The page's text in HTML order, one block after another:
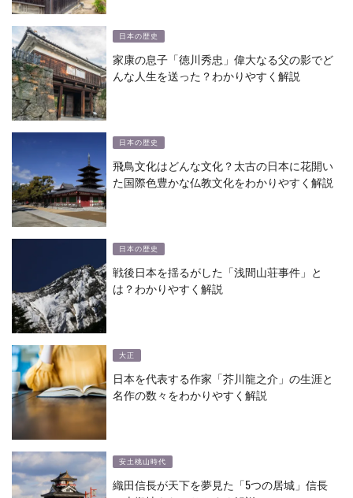
日本の歴史
家康の息子「徳川秀忠」偉大なる父の影でど
んな人生を送った？わかりやすく解説
日本の歴史
飛鳥文化はどんな文化？太古の日本に花開い
た国際色豊かな仏教文化をわかりやすく解説
日本の歴史
戦後日本を揺るがした「浅間山荘事件」と
は？わかりやすく解説
大正
日本を代表する作家「芥川龍之介」の生涯と
名作の数々をわかりやすく解説
安土桃山時代
織田信長が天下を夢見た「5つの居城」信長